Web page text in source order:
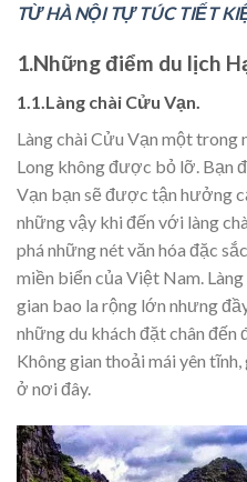
TỪ HÀ NỘI TỰ TÚC TIẾT
1.Những điểm du lịch
1.1.Làng chài Cửu Vạn.
Làng chài Cửu Vạn một
Long không được bỏ lỡ. Bạn
Vạn bạn sẽ được tận hưởng
những vậy khi đến với làng
phá những nét văn hóa đặc
miền biển của Việt Nam.
gian bao la rộng lớn nhưng
những du khách đặt chân đến
Không gian thoải mái yên
ở nơi đây.